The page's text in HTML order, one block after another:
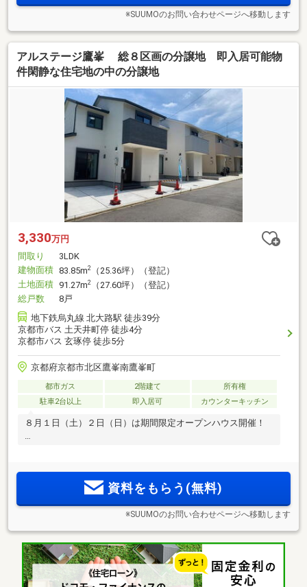
※SUUMOのお問い合わせページへ移動します
アルステージ鷹峯 総８区画の分譲地 即入居可能物
件閑静な住宅地の中の分譲地
3,330万円
間取り
3LDK
建物面積 83.85m2
（25.36坪）（登記）
土地面積 91.27m2
（27.60坪）（登記）
総戸数
8戸
地下鉄烏丸線 北大路駅 徒歩39分
京都市バス 土天井町停 徒歩4分
京都市バス 玄琢停 徒歩5分
京都府京都市北区鷹峯南鷹峯町
都市ガス 2階建て
所有権
駐車2台以上
即入居可 カウンターキッチン
８月１日（土）２日（日）は期間限定オープンハウス開催！
資料をもらう(無料)
※SUUMOのお問い合わせページへ移動します